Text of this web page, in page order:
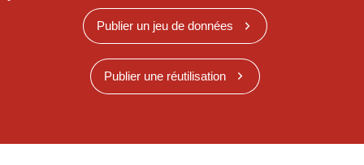
Publier un jeu de données
Publier une réutilisation